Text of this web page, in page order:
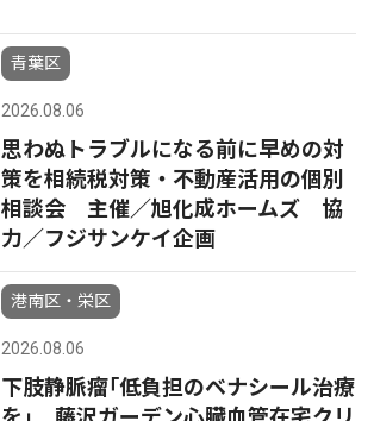
青葉区
2026.08.06
思わぬトラブルになる前に早めの対
策を相続税対策・不動産活用の個別
相談会 主催／旭化成ホームズ 協
力／フジサンケイ企画
港南区・栄区
2026.08.06
下肢静脈瘤｢低負担のベナシール治療